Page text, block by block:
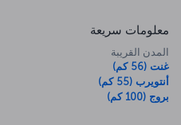
معلومات سريعة
المدن القريبة
غنت (56 كم)
أنتويرب (55 كم)
بروج (100 كم)